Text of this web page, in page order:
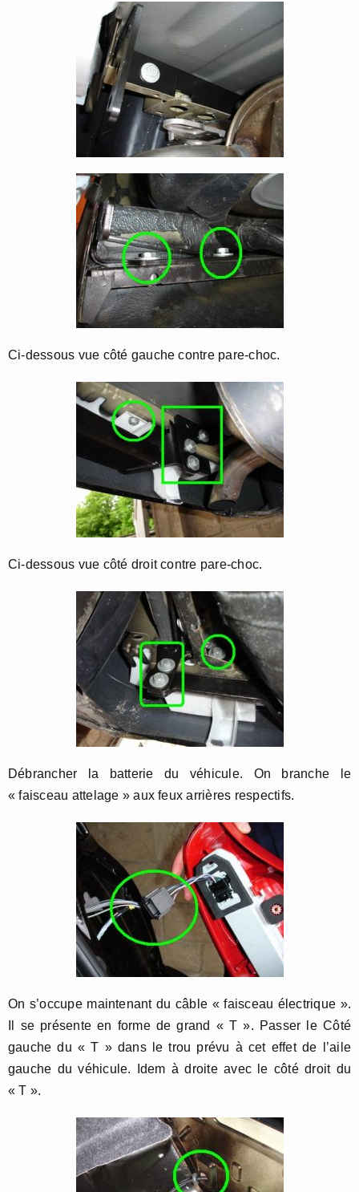
Ci-dessous vue côté gauche contre pare-choc.
Ci-dessous vue côté droit contre pare-choc.
Débrancher la batterie du véhicule. On branche le
« faisceau attelage » aux feux arrières respectifs.
On s’occupe maintenant du câble « faisceau électrique ».
Il se présente en forme de grand « T ». Passer le Côté
gauche du « T » dans le trou prévu à cet effet de l’aile
gauche du véhicule. Idem à droite avec le côté droit du
« T ».